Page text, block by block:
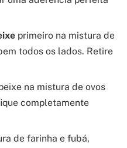
primeiro na mistura de
todos os lados. Retire
na mistura de ovos
completamente
de farinha e fubá,